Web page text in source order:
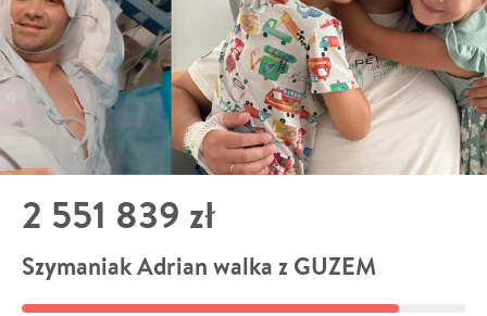
2 551 839 zł
Szymaniak Adrian walka z GUZEM